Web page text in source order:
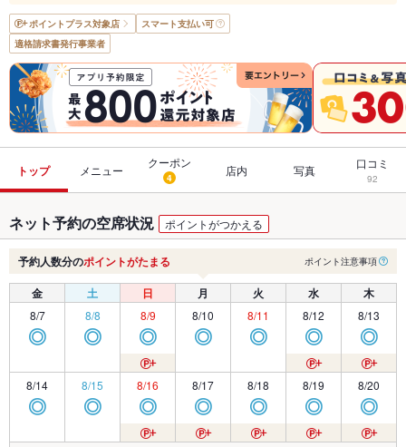
ポイントプラス対象店
スマート支払い可
適格請求書発行事業者
トップ メニュー
クーポン
4 店内 写真 口コミ
92
ネット予約の空席状況 ポイントがつかえる
予約人数分のポイントがたまる ポイント注意事項
金 土 日 月 火 水 木
8/7
◎
8/8
◎
8/9
◎
8/10
◎
8/11
◎
8/12
◎
8/13
◎
8/14
◎
8/15
◎
8/16
◎
8/17
◎
8/18
◎
8/19
◎
8/20
◎